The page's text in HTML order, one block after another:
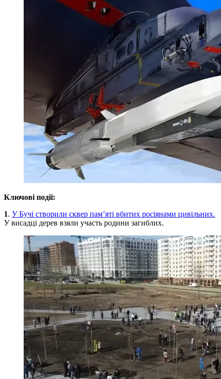
Ключові події:
1. У Бучі створили сквер пам’яті вбитих росіянами цивільних.
У висадці дерев взяли участь родини загиблих.